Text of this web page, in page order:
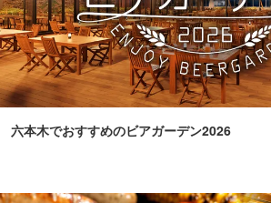
六本木でおすすめのビアガーデン2026